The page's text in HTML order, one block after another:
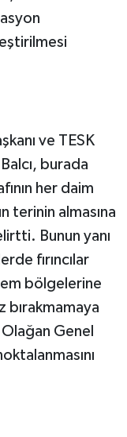
ve TESK
burada
her daim
terinin almasına
Bunun yanı
fırıncılar
bölgelerine
bırakmamaya
Olağan Genel